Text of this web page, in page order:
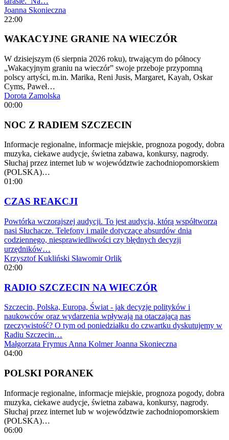
Joanna Skonieczna
22:00
WAKACYJNE GRANIE NA WIECZÓR
W dzisiejszym (6 sierpnia 2026 roku), trwającym do północy
„Wakacyjnym graniu na wieczór” swoje przeboje przypomną
polscy artyści, m.in. Marika, Reni Jusis, Margaret, Kayah, Oskar
Cyms, Paweł…
Dorota Zamolska
00:00
NOC Z RADIEM SZCZECIN
Informacje regionalne, informacje miejskie, prognoza pogody, dobra
muzyka, ciekawe audycje, świetna zabawa, konkursy, nagrody.
Słuchaj przez internet lub w województwie zachodniopomorskiem
(POLSKA)…
01:00
CZAS REAKCJI
Powtórka wczorajszej audycji. To jest audycja, którą współtworzą
nasi Słuchacze. Telefony i maile dotyczące absurdów dnia
codziennego, niesprawiedliwości czy błędnych decyzji
urzędników…
Krzysztof Kukliński Sławomir Orlik
02:00
RADIO SZCZECIN NA WIECZÓR
Szczecin, Polska, Europa, Świat - jak decyzje polityków i
naukowców oraz wydarzenia wpływają na otaczającą nas
rzeczywistość? O tym od poniedziałku do czwartku dyskutujemy w
Radiu Szczecin…
Małgorzata Frymus Anna Kolmer Joanna Skonieczna
04:00
POLSKI PORANEK
Informacje regionalne, informacje miejskie, prognoza pogody, dobra
muzyka, ciekawe audycje, świetna zabawa, konkursy, nagrody.
Słuchaj przez internet lub w województwie zachodniopomorskiem
(POLSKA)…
06:00